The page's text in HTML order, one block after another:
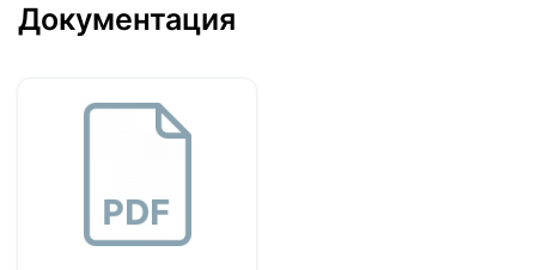
Документация